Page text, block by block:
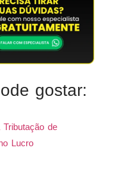
gostar:
de
Lucro